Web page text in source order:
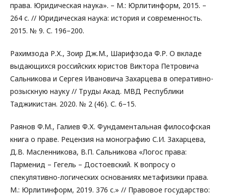
права. Юридическая наука». – М.: Юрлитинформ, 2015. –
264 с. // Юридическая наука: история и современность.
2015. № 9. С. 196–200.
Рахимзода Р.Х., Зоир Дж.М., Шарифзода Ф.Р. О вкладе
выдающихся российских юристов Виктора Петровича
Сальникова и Сергея Ивановича Захарцева в оперативно-
розыскную науку // Труды Акад. МВД Республики
Таджикистан. 2020. № 2 (46). С. 6–15.
Раянов Ф.М., Галиев Ф.Х. Фундаментальная философская
книга о праве. Рецензия на монографию С.И. Захарцева,
Д.В. Масленникова, В.П. Сальникова «Логос права:
Парменид – Гегель – Достоевский. К вопросу о
спекулятивно-логических основаниях метафизики права.
М.: Юрлитинформ, 2019. 376 с.» // Правовое государство: